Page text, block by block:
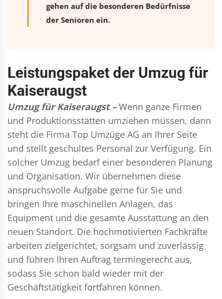
gehen auf die besonderen Bedürfnisse
der Senioren ein.
Leistungspaket der Umzug für
Kaiseraugst
Umzug für Kaiseraugst – Wenn ganze Firmen
und Produktionsstätten umziehen müssen, dann
steht die Firma Top Umzüge AG an Ihrer Seite
und stellt geschultes Personal zur Verfügung. Ein
solcher Umzug bedarf einer besonderen Planung
und Organisation. Wir übernehmen diese
anspruchsvolle Aufgabe gerne für Sie und
bringen Ihre maschinellen Anlagen, das
Equipment und die gesamte Ausstattung an den
neuen Standort. Die hochmotivierten Fachkräfte
arbeiten zielgerichtet, sorgsam und zuverlässig
und führen Ihren Auftrag termingerecht aus,
sodass Sie schon bald wieder mit der
Geschäftstätigkeit fortfahren können.